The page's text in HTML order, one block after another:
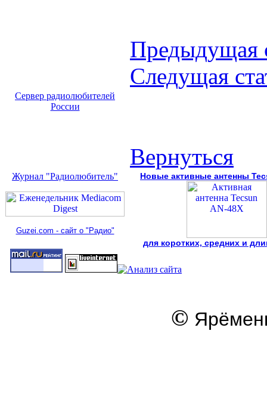
Предыдущая
Следущая
Вернуться
Сервер радиолюбителей
России
Журнал "Радиолюбитель"
Guzei.com - сайт о "Радио"
Новые активные антенны
для коротких, средних и
©